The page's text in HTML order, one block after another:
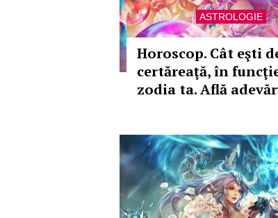
ASTROLOGIE
Horoscop. Cât eşti
certăreaţă, în
zodia ta. Află